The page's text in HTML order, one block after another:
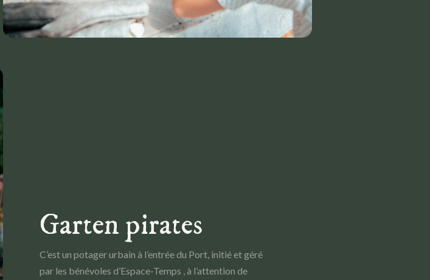
Garten pirates
C’est un potager urbain à l’entrée du Port, initié et géré
par les bénévoles d’Espace-Temps , à l’attention de